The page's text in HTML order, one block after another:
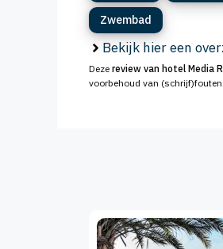
Zwembad
Bekijk hier een
Deze review van hotel Media
voorbehoud van